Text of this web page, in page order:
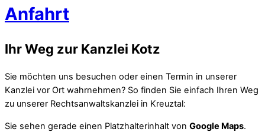
Anfahrt
Ihr Weg zur Kanzlei Kotz
Sie möchten uns besuchen oder einen Termin in unserer
Kanzlei vor Ort wahrnehmen? So finden Sie einfach Ihren Weg
zu unserer Rechtsanwaltskanzlei in Kreuztal:
Sie sehen gerade einen Platzhalterinhalt von Google Maps.